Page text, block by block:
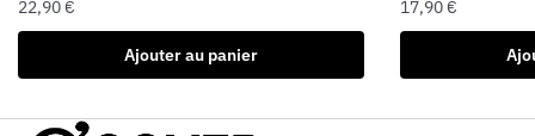
22,90€
Ajouter au panier
17,90€